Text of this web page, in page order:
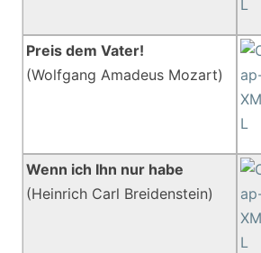
Preis dem Vater!
(Wolfgang Amadeus Mozart)
Wenn ich Ihn nur habe
(Heinrich Carl Breidenstein)